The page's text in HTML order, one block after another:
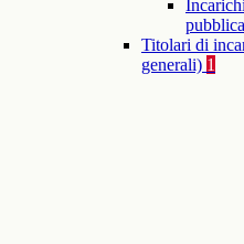
Titolari di
generali) 1